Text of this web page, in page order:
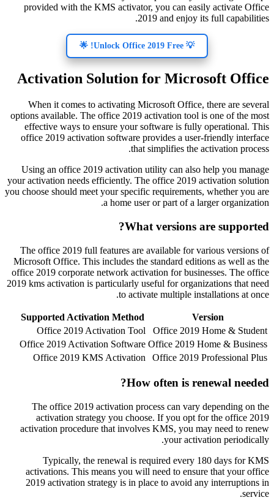
provided with the KMS activator, you can easily activate Office
2019 and enjoy its full capabilities.
💡 Unlock Office 2019 Free! 🌟
Activation Solution for Microsoft Office
When it comes to activating Microsoft Office, there are several
options available. The office 2019 activation tool is one of the most
effective ways to ensure your software is fully operational. This
office 2019 activation software provides a user-friendly interface
that simplifies the activation process.
Using an office 2019 activation utility can also help you manage
your activation needs efficiently. The office 2019 activation solution
you choose should meet your specific requirements, whether you are
a home user or part of a larger organization.
What versions are supported?
The office 2019 full features are available for various versions of
Microsoft Office. This includes the standard editions as well as the
office 2019 corporate network activation for businesses. The office
2019 kms activation is particularly useful for organizations that need
to activate multiple installations at once.
Version
Supported Activation Method
Office 2019 Home & Student
Office 2019 Activation Tool
Office 2019 Home & Business
Office 2019 Activation Software
Office 2019 Professional Plus
Office 2019 KMS Activation
How often is renewal needed?
The office 2019 activation process can vary depending on the
activation strategy you choose. If you opt for the office 2019
activation procedure that involves KMS, you may need to renew
your activation periodically.
Typically, the renewal is required every 180 days for KMS
activations. This means you will need to ensure that your office
2019 activation strategy is in place to avoid any interruptions in
service.